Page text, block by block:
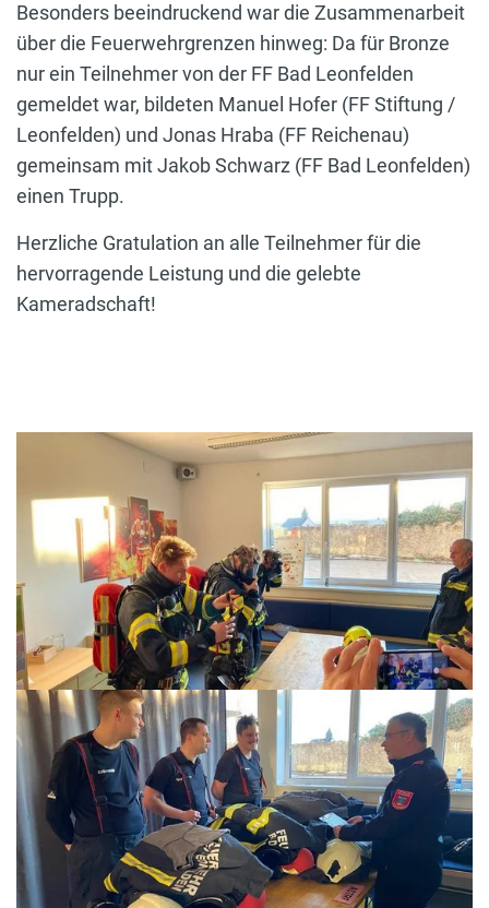
Besonders beeindruckend war die Zusammenarbeit
über die Feuerwehrgrenzen hinweg: Da für Bronze
nur ein Teilnehmer von der FF Bad Leonfelden
gemeldet war, bildeten Manuel Hofer (FF Stiftung /
Leonfelden) und Jonas Hraba (FF Reichenau)
gemeinsam mit Jakob Schwarz (FF Bad Leonfelden)
einen Trupp.
Herzliche Gratulation an alle Teilnehmer für die
hervorragende Leistung und die gelebte
Kameradschaft!